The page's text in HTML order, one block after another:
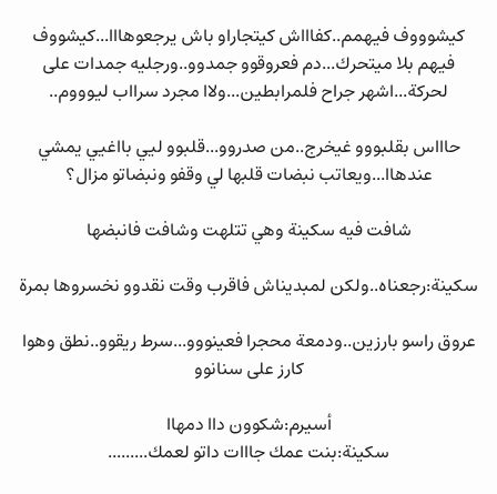
كيشوووف فيهمم..كفاااش كيتجاراو باش يرجعوهااا...كيشووف
فيهم بلا ميتحرك...دم فعروقوو جمدوو..ورجليه جمدات على
لحركة...اشهر جراح فلمرابطين...ولاا مجرد سرااب ليوووم..
حاااس بقلبووو غيخرج..من صدروو...قلبوو ليي بااغيي يمشي
عندهاا...ويعاتب نبضات قلبها لي وقفو ونبضاتو مزال؟
شافت فيه سكينة وهي تتلهت وشافت فانبضها
سكينة:رجعناه..ولكن لمبديناش فاقرب وقت نقدوو نخسروها بمرة
عروق راسو بارزين..ودمعة محجرا فعينووو...سرط ريقوو..نطق وهوا
كارز على سنانوو
أسيرم:شكوون داا دمهاا
سكينة:بنت عمك جااات داتو لعمك.........